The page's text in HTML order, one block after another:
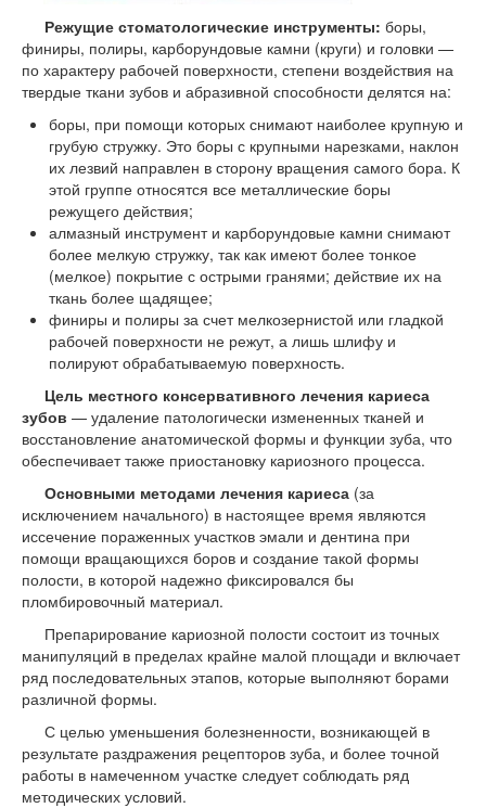
Режущие стоматологические инструменты: боры,
финиры, полиры, карборундовые камни (круги) и головки —
по характеру рабочей поверхности, степени воздействия на
твердые ткани зубов и абразивной способности делятся на:
боры, при помощи которых снимают наиболее крупную и
грубую стружку. Это боры с крупными нарезками, наклон
их лезвий направлен в сторону вращения самого бора. К
этой группе относятся все металлические боры
режущего действия;
алмазный инструмент и карборундовые камни снимают
более мелкую стружку, так как имеют более тонкое
(мелкое) покрытие с острыми гранями; действие их на
ткань более щадящее;
финиры и полиры за счет мелкозернистой или гладкой
рабочей поверхности не режут, а лишь шлифу и
полируют обрабатываемую поверхность.
Цель местного консервативного лечения кариеса
зубов — удаление патологически измененных тканей и
восстановление анатомической формы и функции зуба, что
обеспечивает также приостановку кариозного процесса.
Основными методами лечения кариеса (за
исключением начального) в настоящее время являются
иссечение пораженных участков эмали и дентина при
помощи вращающихся боров и создание такой формы
полости, в которой надежно фиксировался бы
пломбировочный материал.
Препарирование кариозной полости состоит из точных
манипуляций в пределах крайне малой площади и включает
ряд последовательных этапов, которые выполняют борами
различной формы.
С целью уменьшения болезненности, возникающей в
результате раздражения рецепторов зуба, и более точной
работы в намеченном участке следует соблюдать ряд
методических условий.